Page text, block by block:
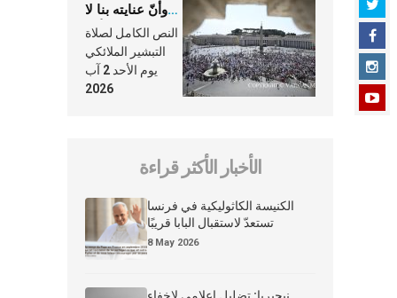
وأنّ عنايته بنا لا
تغيب عنّا أبدًا
النص الكامل لصلاة
التبشير الملائكي
يوم الأحد 2 آب
2026
الأخبار الأكثر قراءة
الكنيسة الكاثوليكية في فرنسا
تستعدّ لاستقبال البابا قريبًا
8 May 2026
نيجيريا: تضليل إعلامي لإخفاء